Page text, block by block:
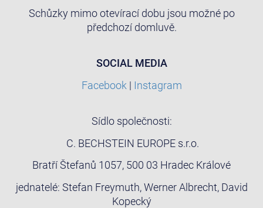
Schůzky mimo otevírací dobu jsou možné po
předchozí domluvě.
SOCIAL MEDIA
Facebook | Instagram
Sídlo společnosti:
C. BECHSTEIN EUROPE s.r.o.
Bratří Štefanů 1057, 500 03 Hradec Králové
jednatelé: Stefan Freymuth, Werner Albrecht, David
Kopecký